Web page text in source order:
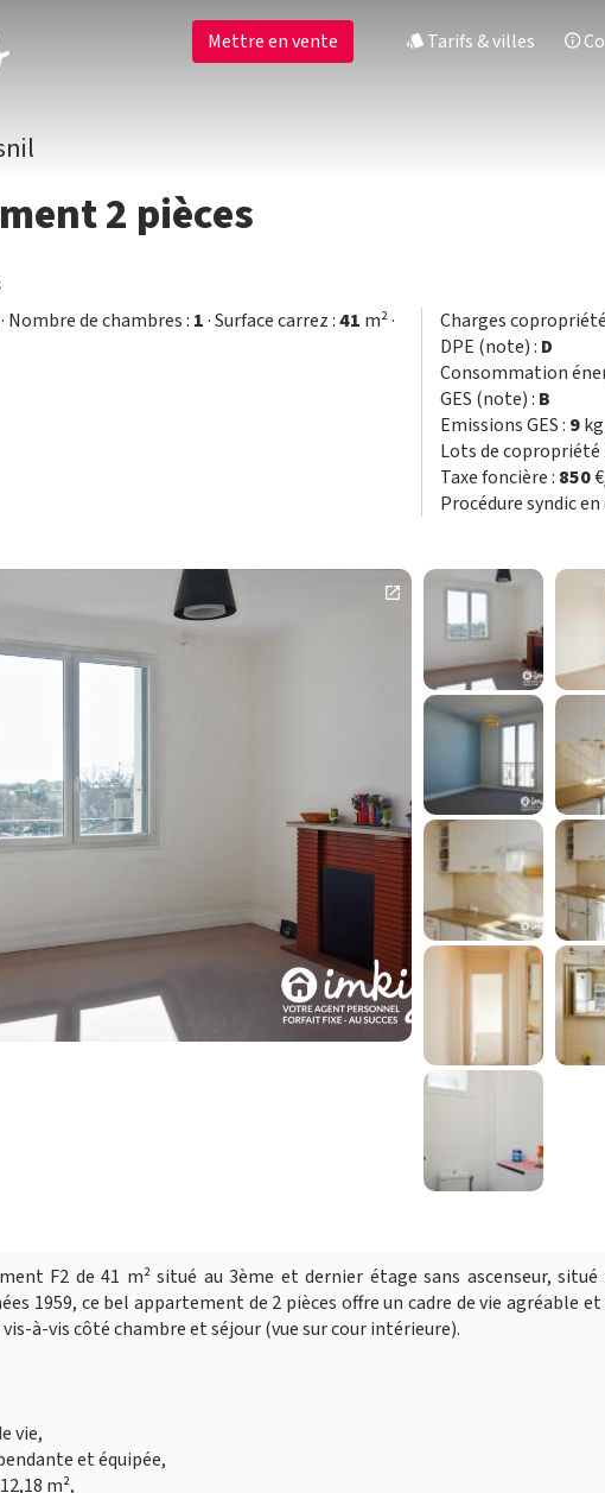
Mettre en vente Tarifs & villes
2 pièces
· Nombre de chambres : 1· Surface carrez :41 m² ·
Charges
DPE (note) : D
Consommation
GES (note) : B
Emissions GES : 9kg
Lots de copropriété
Taxe foncière : 850
Procédure syndic en
F2 de 41 m² situé au 3ème et dernier étage sans ascenseur,
1959, ce bel appartement de 2 pièces offre un cadre de vie agréable
à-vis côté chambre et séjour (vue sur cour intérieure).
vie,
et équipée,
m²,